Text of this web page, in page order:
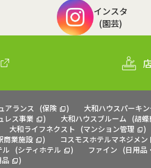
インスタ
(園芸)
アランス (保険 ) 大和ハウスパーキ
レス事業 ) 大和ハウスブルーム (胡蝶
大和ライフネクスト (マンション管理 )
商業施設 ) コスモスホテルマネジメン
ル (シティホテル ) ファイン (日用品
品 )